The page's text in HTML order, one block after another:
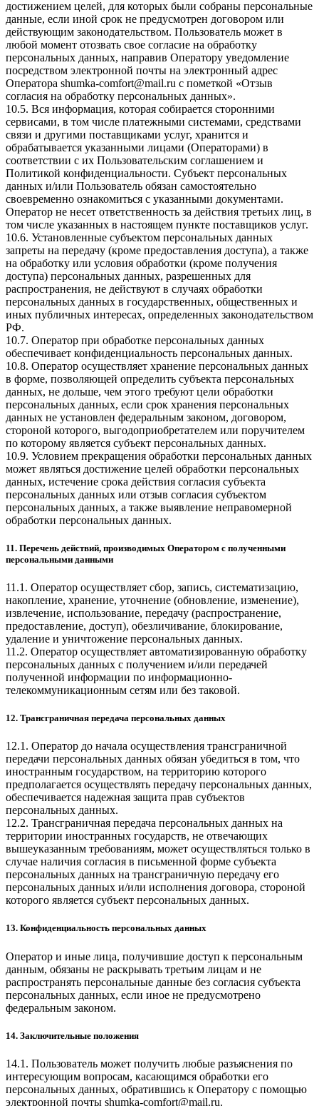
достижением целей, для которых были собраны персональные
данные, если иной срок не предусмотрен договором или
действующим законодательством. Пользователь может в
любой момент отозвать свое согласие на обработку
персональных данных, направив Оператору уведомление
посредством электронной почты на электронный адрес
Оператора shumka-comfort@mail.ru с пометкой «Отзыв
согласия на обработку персональных данных».
10.5. Вся информация, которая собирается сторонними
сервисами, в том числе платежными системами, средствами
связи и другими поставщиками услуг, хранится и
обрабатывается указанными лицами (Операторами) в
соответствии с их Пользовательским соглашением и
Политикой конфиденциальности. Субъект персональных
данных и/или Пользователь обязан самостоятельно
своевременно ознакомиться с указанными документами.
Оператор не несет ответственность за действия третьих лиц, в
том числе указанных в настоящем пункте поставщиков услуг.
10.6. Установленные субъектом персональных данных
запреты на передачу (кроме предоставления доступа), а также
на обработку или условия обработки (кроме получения
доступа) персональных данных, разрешенных для
распространения, не действуют в случаях обработки
персональных данных в государственных, общественных и
иных публичных интересах, определенных законодательством
РФ.
10.7. Оператор при обработке персональных данных
обеспечивает конфиденциальность персональных данных.
10.8. Оператор осуществляет хранение персональных данных
в форме, позволяющей определить субъекта персональных
данных, не дольше, чем этого требуют цели обработки
персональных данных, если срок хранения персональных
данных не установлен федеральным законом, договором,
стороной которого, выгодоприобретателем или поручителем
по которому является субъект персональных данных.
10.9. Условием прекращения обработки персональных данных
может являться достижение целей обработки персональных
данных, истечение срока действия согласия субъекта
персональных данных или отзыв согласия субъектом
персональных данных, а также выявление неправомерной
обработки персональных данных.
11. Перечень действий, производимых Оператором с полученными
персональными данными
11.1. Оператор осуществляет сбор, запись, систематизацию,
накопление, хранение, уточнение (обновление, изменение),
извлечение, использование, передачу (распространение,
предоставление, доступ), обезличивание, блокирование,
удаление и уничтожение персональных данных.
11.2. Оператор осуществляет автоматизированную обработку
персональных данных с получением и/или передачей
полученной информации по информационно-
телекоммуникационным сетям или без таковой.
12. Трансграничная передача персональных данных
12.1. Оператор до начала осуществления трансграничной
передачи персональных данных обязан убедиться в том, что
иностранным государством, на территорию которого
предполагается осуществлять передачу персональных данных,
обеспечивается надежная защита прав субъектов
персональных данных.
12.2. Трансграничная передача персональных данных на
территории иностранных государств, не отвечающих
вышеуказанным требованиям, может осуществляться только в
случае наличия согласия в письменной форме субъекта
персональных данных на трансграничную передачу его
персональных данных и/или исполнения договора, стороной
которого является субъект персональных данных.
13. Конфиденциальность персональных данных
Оператор и иные лица, получившие доступ к персональным
данным, обязаны не раскрывать третьим лицам и не
распространять персональные данные без согласия субъекта
персональных данных, если иное не предусмотрено
федеральным законом.
14. Заключительные положения
14.1. Пользователь может получить любые разъяснения по
интересующим вопросам, касающимся обработки его
персональных данных, обратившись к Оператору с помощью
электронной почты shumka-comfort@mail.ru.